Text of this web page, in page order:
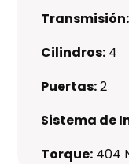
Transmisión:
Cilindros: 4
Puertas:2
Sistema de
Torque: 404